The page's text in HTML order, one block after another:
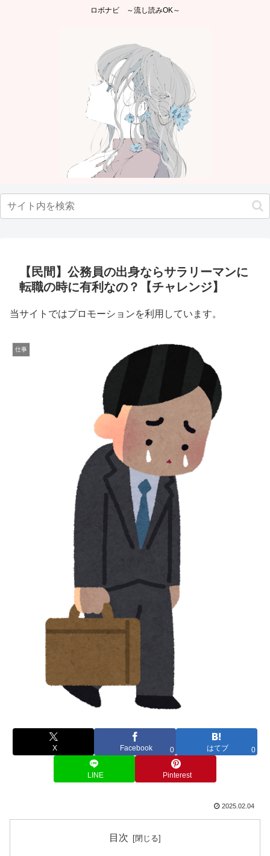
ロボナビ ～流し読みOK～
【民間】公務員の出身ならサラリーマンに
転職の時に有利なの？【チャレンジ】
当サイトではプロモーションを利用しています。
仕事
X Facebook 0 はてブ 0
LINE Pinterest
2025.02.04
目次